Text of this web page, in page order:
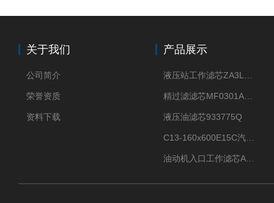
关于我们
公司简介
荣誉资质
资料下载
产品展示
液压油滤芯933775Q